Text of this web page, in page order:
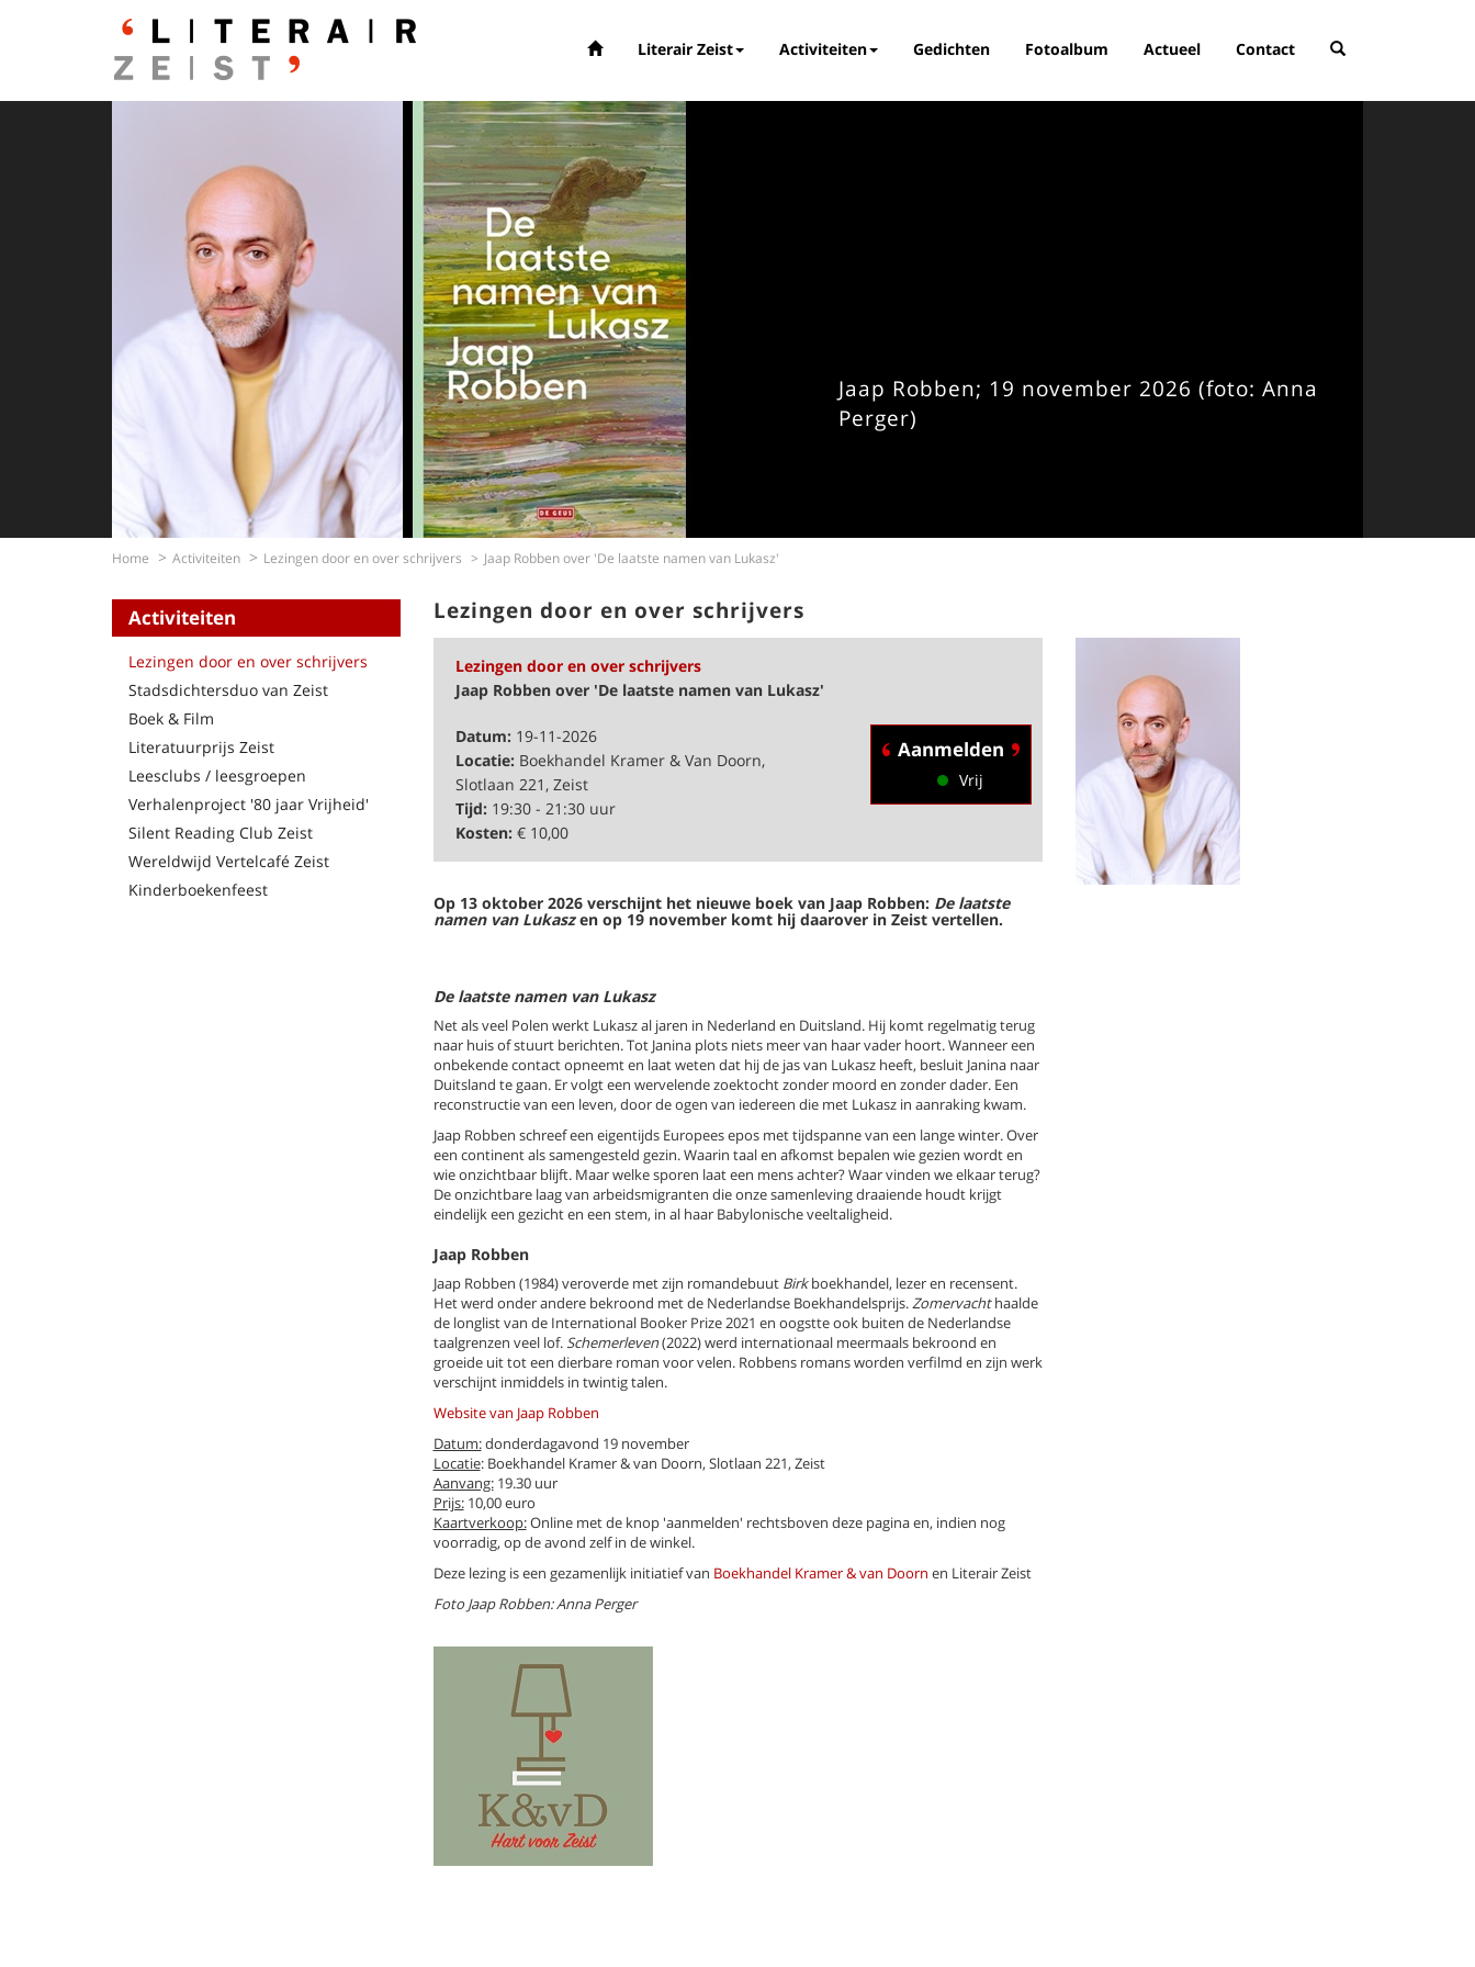
Literair Zeist Activiteiten Gedichten Fotoalbum Actueel Contact
Jaap Robben; 19 november 2026 (foto: Anna
Perger)
Home Activiteiten Lezingen door en over schrijvers Jaap Robben over 'De laatste namen van Lukasz'
Activiteiten
Lezingen door en over schrijvers
Stadsdichtersduo van Zeist
Boek & Film
Literatuurprijs Zeist
Leesclubs / leesgroepen
Verhalenproject '80 jaar Vrijheid'
Silent Reading Club Zeist
Wereldwijd Vertelcafé Zeist
Kinderboekenfeest
Lezingen door en over schrijvers
Lezingen door en over schrijvers
Jaap Robben over 'De laatste namen van Lukasz'
Datum:19-11-2026
Locatie:Boekhandel Kramer & Van Doorn,
Slotlaan 221, Zeist
Tijd:19:30 - 21:30 uur
Kosten:€ 10,00
Aanmelden
Vrij
Op 13 oktober 2026 verschijnt het nieuwe boek van Jaap Robben: De laatste
namen van Lukaszen op 19 november komt hij daarover in Zeist vertellen.
De laatste namen van Lukasz
Net als veel Polen werkt Lukasz al jaren in Nederland en Duitsland. Hij komt regelmatig terug
naar huis of stuurt berichten. Tot Janina plots niets meer van haar vader hoort. Wanneer een
onbekende contact opneemt en laat weten dat hij de jas van Lukasz heeft, besluit Janina naar
Duitsland te gaan. Er volgt een wervelende zoektocht zonder moord en zonder dader. Een
reconstructie van een leven, door de ogen van iedereen die met Lukasz in aanraking kwam.
Jaap Robben schreef een eigentijds Europees epos met tijdspanne van een lange winter. Over
een continent als samengesteld gezin. Waarin taal en afkomst bepalen wie gezien wordt en
wie onzichtbaar blijft. Maar welke sporen laat een mens achter? Waar vinden we elkaar terug?
De onzichtbare laag van arbeidsmigranten die onze samenleving draaiende houdt krijgt
eindelijk een gezicht en een stem, in al haar Babylonische veeltaligheid.
Jaap Robben
Jaap Robben (1984) veroverde met zijn romandebuut Birkboekhandel, lezer en recensent.
Het werd onder andere bekroond met de Nederlandse Boekhandelsprijs.Zomervachthaalde
de longlist van de International Booker Prize 2021 en oogstte ook buiten de Nederlandse
taalgrenzen veel lof.Schemerleven(2022) werd internationaal meermaals bekroond en
groeide uit tot een dierbare roman voor velen. Robbens romans worden verfilmd en zijn werk
verschijnt inmiddels in twintig talen.
Website van Jaap Robben
Datum:donderdagavond 19 november
Locatie: Boekhandel Kramer & van Doorn, Slotlaan 221, Zeist
Aanvang:19.30 uur
Prijs:10,00 euro
Kaartverkoop:Online met de knop 'aanmelden' rechtsboven deze pagina en, indien nog
voorradig, op de avond zelf in de winkel.
Deze lezing is een gezamenlijk initiatief van Boekhandel Kramer & van Doorn en Literair Zeist
Foto Jaap Robben: Anna Perger